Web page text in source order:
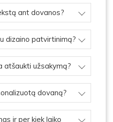
ant dovanos?
dizaino patvirtinimą?
atšaukti užsakymą?
dovaną?
ir per kiek laiko